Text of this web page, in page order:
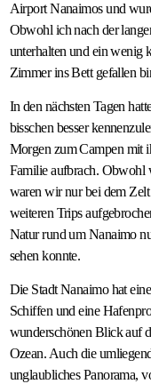
Airport Nanaimos und
Obwohl ich nach der
unterhalten und ein wenig
Zimmer ins Bett gefallen
​In den nächsten Tagen
bisschen besser
Morgen zum Campen mit
Familie aufbrach. Obwohl
waren wir nur bei dem
weiteren Trips
Natur rund um Nanaimo
sehen konnte.
Die Stadt Nanaimo hat
Schiffen und eine
wunderschönen Blick auf
Ozean. Auch die
unglaubliches Panorama,